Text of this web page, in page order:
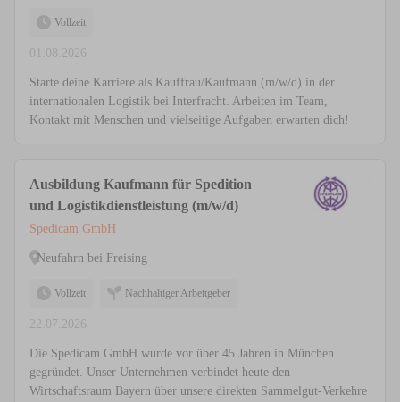
Vollzeit
01.08.2026
Starte deine Karriere als Kauffrau/Kaufmann (m/w/d) in der
internationalen Logistik bei Interfracht. Arbeiten im Team,
Kontakt mit Menschen und vielseitige Aufgaben erwarten dich!
Ausbildung Kaufmann für Spedition
und Logistikdienstleistung (m/w/d)
Spedicam GmbH
Neufahrn bei Freising
Vollzeit Nachhaltiger Arbeitgeber
22.07.2026
Die Spedicam GmbH wurde vor über 45 Jahren in München
gegründet. Unser Unternehmen verbindet heute den
Wirtschaftsraum Bayern über unsere direkten Sammelgut-Verkehre